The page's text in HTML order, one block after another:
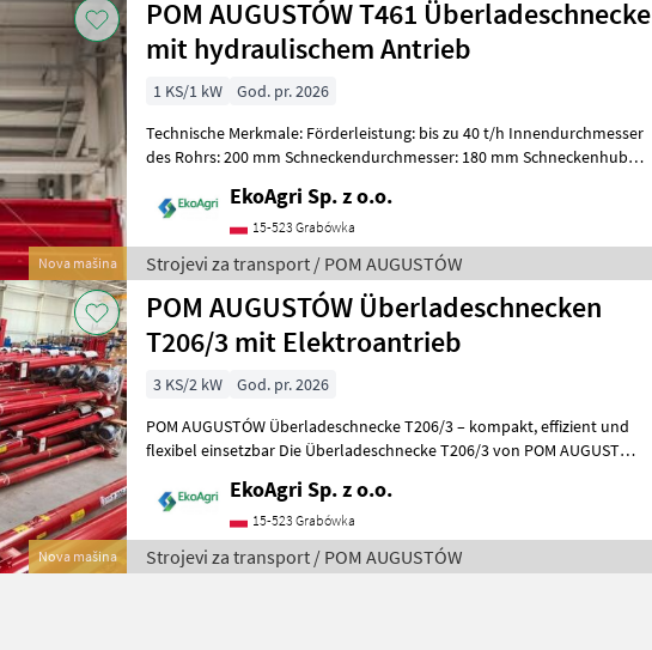
Nova mašina
POM AUGUSTÓW T461 Überladeschnecke
mit hydraulischem Antrieb
1 KS/1 kW
God. pr. 2026
Technische Merkmale: Förderleistung: bis zu 40 t/h Innendurchmesser
des Rohrs: 200 mm Schneckendurchmesser: 180 mm Schneckenhub:
EkoAgri Sp. z o.o.
15-523 Grabówka
Strojevi za transport / POM AUGUSTÓW
Nova mašina
POM AUGUSTÓW Überladeschnecken
T206/3 mit Elektroantrieb
3 KS/2 kW
God. pr. 2026
POM AUGUSTÓW Überladeschnecke T206/3 – kompakt, effizient und
flexibel einsetzbar Die Überladeschnecke T206/3 von POM AUGUSTÓW
EkoAgri Sp. z o.o.
15-523 Grabówka
Strojevi za transport / POM AUGUSTÓW